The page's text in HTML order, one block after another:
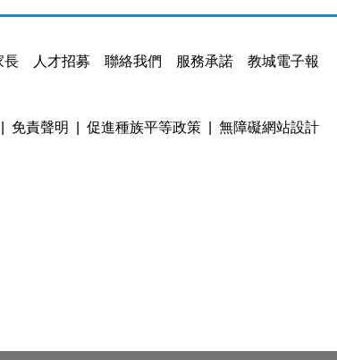
長 人才招募 聯絡我們 服務承諾 教城電子報
免責聲明 促進種族平等政策 無障礙網站設計